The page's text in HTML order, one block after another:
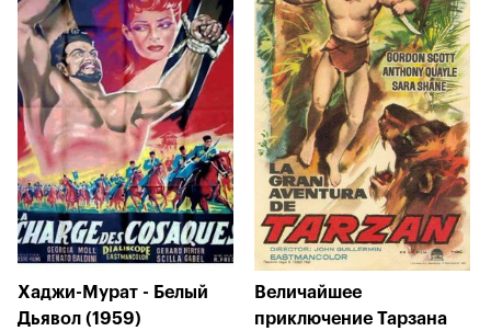
Хаджи-Мурат - Белый
Дьявол (1959)
Величайшее
приключение Тарзана